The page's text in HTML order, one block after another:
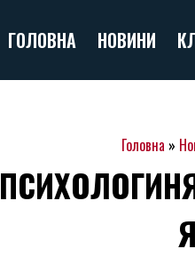
ГОЛОВНА НОВИНИ
Головна »